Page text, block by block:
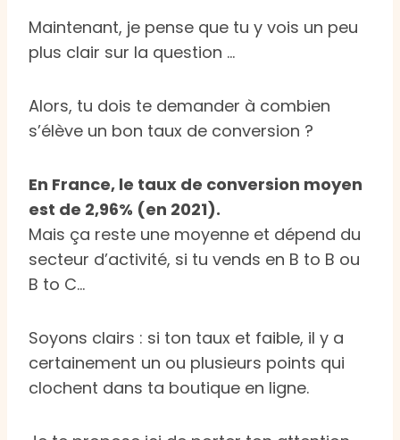
Maintenant, je pense que tu y vois un peu
plus clair sur la question …
Alors, tu dois te demander à combien
s’élève un bon taux de conversion ?
En France, le taux de conversion moyen
est de 2,96% (en 2021).
Mais ça reste une moyenne et dépend du
secteur d’activité, si tu vends en B to B ou
B to C…
Soyons clairs : si ton taux et faible, il y a
certainement un ou plusieurs points qui
clochent dans ta boutique en ligne.